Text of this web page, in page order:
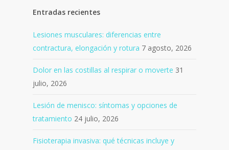
Entradas recientes
Lesiones musculares: diferencias entre
contractura, elongación y rotura 7 agosto, 2026
Dolor en las costillas al respirar o moverte 31
julio, 2026
Lesión de menisco: síntomas y opciones de
tratamiento 24 julio, 2026
Fisioterapia invasiva: qué técnicas incluye y